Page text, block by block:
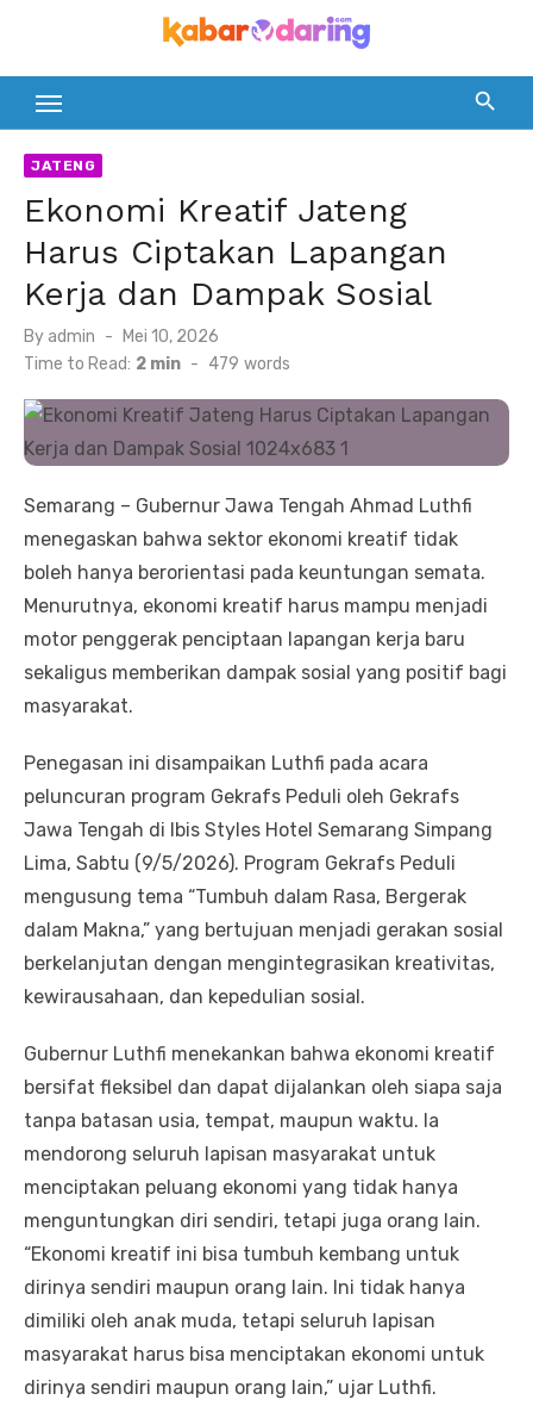
content
JATENG
Ekonomi Kreatif Jateng
Harus Ciptakan Lapangan
Kerja dan Dampak Sosial
By admin
Posted
on
Mei 10, 2026
Time to Read: 2 min - 479 words
Semarang – Gubernur Jawa Tengah Ahmad Luthfi
menegaskan bahwa sektor ekonomi kreatif tidak
boleh hanya berorientasi pada keuntungan semata.
Menurutnya, ekonomi kreatif harus mampu menjadi
motor penggerak penciptaan lapangan kerja baru
sekaligus memberikan dampak sosial yang positif bagi
masyarakat.
Penegasan ini disampaikan Luthfi pada acara
peluncuran program Gekrafs Peduli oleh Gekrafs
Jawa Tengah di Ibis Styles Hotel Semarang Simpang
Lima, Sabtu (9/5/2026). Program Gekrafs Peduli
mengusung tema “Tumbuh dalam Rasa, Bergerak
dalam Makna,” yang bertujuan menjadi gerakan sosial
berkelanjutan dengan mengintegrasikan kreativitas,
kewirausahaan, dan kepedulian sosial.
Gubernur Luthfi menekankan bahwa ekonomi kreatif
bersifat fleksibel dan dapat dijalankan oleh siapa saja
tanpa batasan usia, tempat, maupun waktu. Ia
mendorong seluruh lapisan masyarakat untuk
menciptakan peluang ekonomi yang tidak hanya
menguntungkan diri sendiri, tetapi juga orang lain.
“Ekonomi kreatif ini bisa tumbuh kembang untuk
dirinya sendiri maupun orang lain. Ini tidak hanya
dimiliki oleh anak muda, tetapi seluruh lapisan
masyarakat harus bisa menciptakan ekonomi untuk
dirinya sendiri maupun orang lain,” ujar Luthfi.